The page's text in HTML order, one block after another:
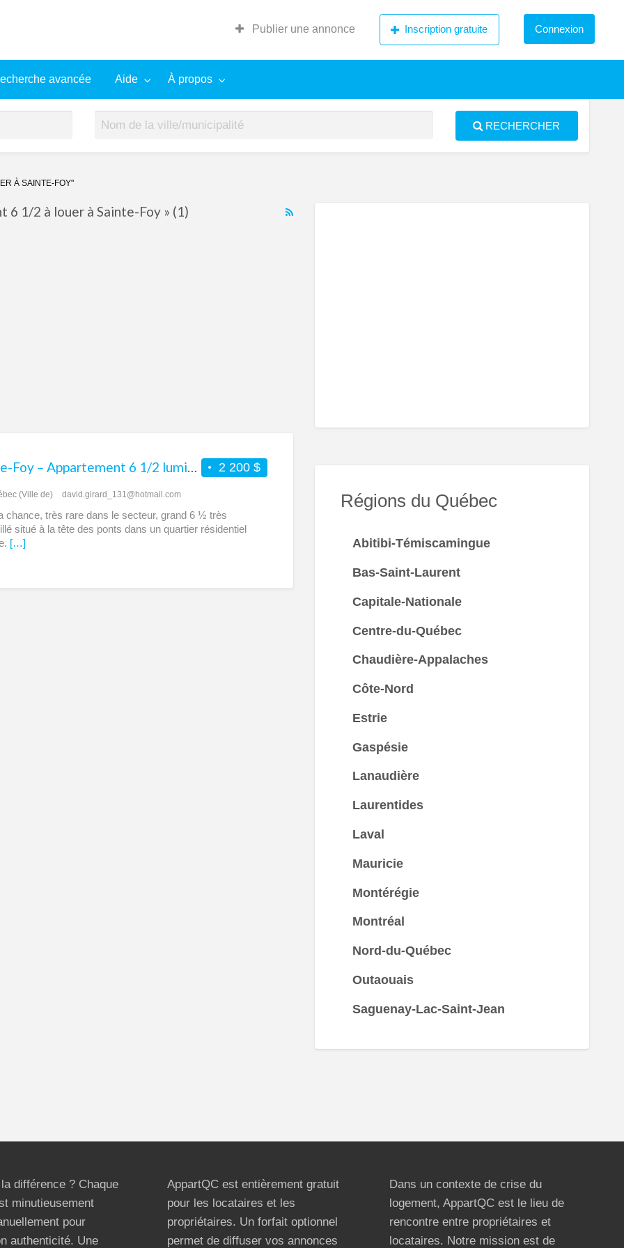
Publier une annonce Inscription gratuite Connexion
avancée Aide À propos
RECHERCHER
À SAINTE-FOY"
RSS
6 1/2 à louer à Sainte-Foy » (1)
2 200 $
Sainte-Foy – Appartement 6 1/2 lumineux à louer
(Ville de) david.girard_131@hotmail.com
chance, très rare dans le secteur, grand 6 ½ très
situé à la tête des ponts dans un quartier résidentiel
[…]
Régions du Québec
Abitibi-Témiscamingue
Bas-Saint-Laurent
Capitale-Nationale
Centre-du-Québec
Chaudière-Appalaches
Côte-Nord
Estrie
Gaspésie
Lanaudière
Laurentides
Laval
Mauricie
Montérégie
Montréal
Nord-du-Québec
Outaouais
Saguenay-Lac-Saint-Jean
différence ? Chaque
minutieusement
pour
authenticité. Une
AppartQC est entièrement gratuit
pour les locataires et les
propriétaires. Un forfait optionnel
permet de diffuser vos annonces
Dans un contexte de crise du
logement, AppartQC est le lieu de
rencontre entre propriétaires et
locataires. Notre mission est de